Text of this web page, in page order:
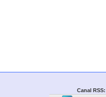
Canal RSS: